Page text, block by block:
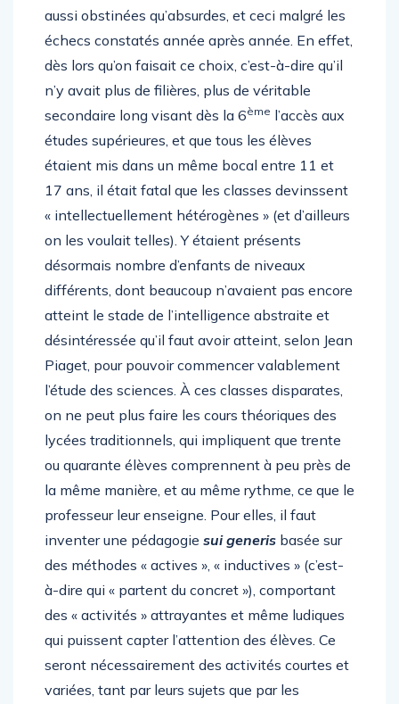
aussi obstinées qu’absurdes, et ceci malgré les
échecs constatés année après année. En effet,
dès lors qu’on faisait ce choix, c’est-à-dire qu’il
n’y avait plus de filières, plus de véritable
secondaire long visant dès la 6ème l’accès aux
études supérieures, et que tous les élèves
étaient mis dans un même bocal entre 11 et
17 ans, il était fatal que les classes devinssent
« intellectuellement hétérogènes » (et d’ailleurs
on les voulait telles). Y étaient présents
désormais nombre d’enfants de niveaux
différents, dont beaucoup n’avaient pas encore
atteint le stade de l’intelligence abstraite et
désintéressée qu’il faut avoir atteint, selon Jean
Piaget, pour pouvoir commencer valablement
l’étude des sciences. À ces classes disparates,
on ne peut plus faire les cours théoriques des
lycées traditionnels, qui impliquent que trente
ou quarante élèves comprennent à peu près de
la même manière, et au même rythme, ce que le
professeur leur enseigne. Pour elles, il faut
inventer une pédagogie sui generis basée sur
des méthodes « actives », « inductives » (c’est-
à-dire qui « partent du concret »), comportant
des « activités » attrayantes et même ludiques
qui puissent capter l’attention des élèves. Ce
seront nécessairement des activités courtes et
variées, tant par leurs sujets que par les